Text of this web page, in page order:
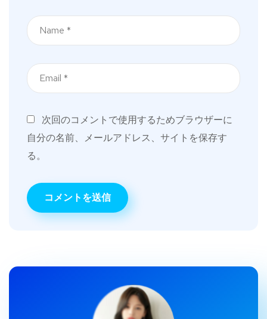
次回のコメントで使用するためブラウザーに
自分の名前、メールアドレス、サイトを保存す
る。